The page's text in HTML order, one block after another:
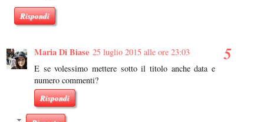
Rispondi
Maria Di Biase 25 luglio 2015 alle ore 23:03
E se volessimo mettere sotto il titolo anche data e
numero commenti?
Rispondi